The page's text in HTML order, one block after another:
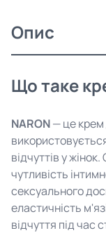
Опис
Що таке
NARON— це крем
відчуттів у
чутливість
сексуального
еластичність
відчуття під час